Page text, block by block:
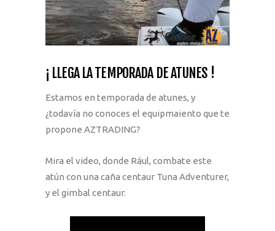
¡ LLEGA LA TEMPORADA DE ATUNES !
Estamos en temporada de atunes, y
¿todavía no conoces el equipmaiento que te
propone AZTRADING?
Mira el video, donde Rául, combate este
atún con una caña centaur Tuna Adventurer,
y el gimbal centaur.